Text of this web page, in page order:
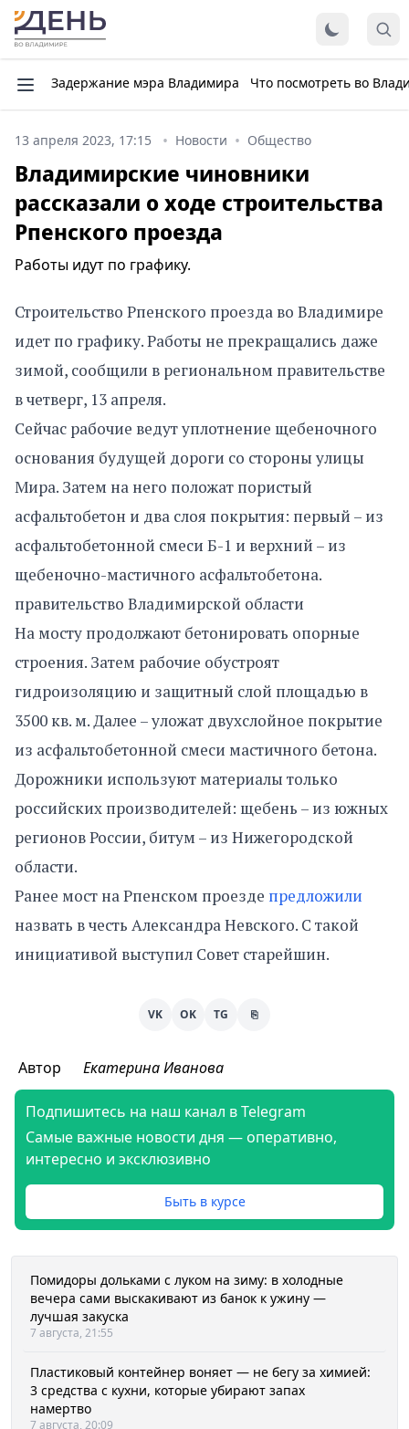
Задержание мэра Владимира Что посмотреть во
13 апреля 2023, 17:15 Новости Общество
Владимирские чиновники
рассказали о ходе строительства
Рпенского проезда
Работы идут по графику.
Строительство Рпенского проезда во Владимире
идет по графику. Работы не прекращались даже
зимой, сообщили в региональном правительстве
в четверг, 13 апреля.
Сейчас рабочие ведут уплотнение щебеночного
основания будущей дороги со стороны улицы
Мира. Затем на него положат пористый
асфальтобетон и два слоя покрытия: первый – из
асфальтобетонной смеси Б-1 и верхний – из
щебеночно-мастичного асфальтобетона.
правительство Владимирской области
​На мосту продолжают бетонировать опорные
строения. Затем рабочие обустроят
гидроизоляцию и защитный слой площадью в
3500 кв. м. Далее – уложат двухслойное покрытие
из асфальтобетонной смеси мастичного бетона.
Дорожники ​используют материалы только
российских производителей: щебень – из южных
регионов России, битум – из Нижегородской
области.
Ранее мост на Рпенском проезде предложили
назвать в честь Александра Невского. С такой
инициативой выступил Совет старейшин.
VK OK TG ⎘
Автор Екатерина Иванова
Подпишитесь на наш канал в Telegram
Самые важные новости дня — оперативно,
интересно и эксклюзивно
Быть в курсе
Помидоры дольками с луком на зиму: в холодные
вечера сами выскакивают из банок к ужину —
лучшая закуска
7 августа, 21:55
Пластиковый контейнер воняет — не бегу за химией:
3 средства с кухни, которые убирают запах
намертво
7 августа, 20:09